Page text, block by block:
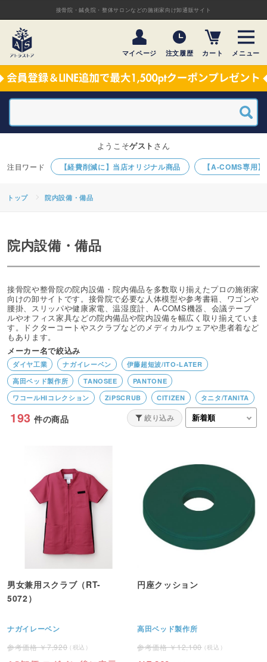
接骨院・鍼灸院・整体サロンなどの施術家向け卸通販サイト
マイページ 注文履歴 カート メニュー
【経費削減に】当店オリジナル商品 【A-COMS専用
ようこそゲスト さん
トップ 院内設備・備品
院内設備・備品
接骨院や整骨院の院内設備・院内備品を多数取り揃えたプロの施術家
向けの卸サイトです。接骨院で必要な人体模型や参考書籍、ワゴンや
腰掛、スリッパや健康家電、温湿度計、A-COMS機器、会議テーブ
ルやオフィス家具などの院内備品や院内設備を幅広く取り揃えていま
す。ドクターコートやスクラブなどのメディカルウェアや患者着など
もあります。
メーカー名で絞込み
ダイヤ工業 ナガイレーベン
伊藤超短波/ITO-LATER
高田ベッド製作所
TANOSEE
PANTONE
ワコールHIコレクション
ZiPSCRUB CITIZEN
タニタ/TANITA
リコー／RICOH
ほねつぎツール BEAUTY GARAGE
タフリー
MONTBLANC/住商モンブラン
Canon
193 件の商品 絞り込み
男女兼用スクラブ（RT-
5072）
ナガイレーベン
7,920
円座クッション
高田ベッド製作所
12,100